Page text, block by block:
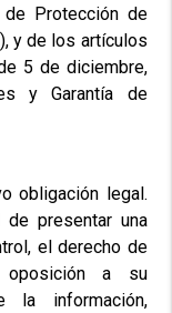
de Protección de
y de los artículos
5 de diciembre,
y Garantía de
obligación legal.
presentar una
el derecho de
oposición a su
la información,